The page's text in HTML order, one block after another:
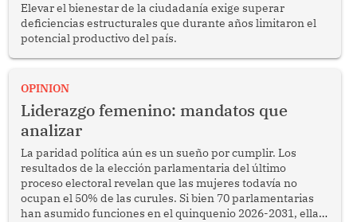
Elevar el bienestar de la ciudadanía exige superar
deficiencias estructurales que durante años limitaron el
potencial productivo del país.
OPINION
Liderazgo femenino: mandatos que
analizar
La paridad política aún es un sueño por cumplir. Los
resultados de la elección parlamentaria del último
proceso electoral revelan que las mujeres todavía no
ocupan el 50% de las curules. Si bien 70 parlamentarias
han asumido funciones en el quinquenio 2026-2031, ellas